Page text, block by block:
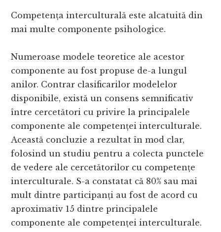
Competența interculturală este alcatuită din
mai multe componente psihologice.
Numeroase modele teoretice ale acestor
componente au fost propuse de-a lungul
anilor. Contrar clasificarilor modelelor
disponibile, există un consens semnificativ
între cercetători cu privire la principalele
componente ale competenței interculturale.
Această concluzie a rezultat în mod clar,
folosind un studiu pentru a colecta punctele
de vedere ale cercetătorilor cu competențe
interculturale. S-a constatat că 80% sau mai
mult dintre participanți au fost de acord cu
aproximativ 15 dintre principalele
componente ale competenței interculturale.